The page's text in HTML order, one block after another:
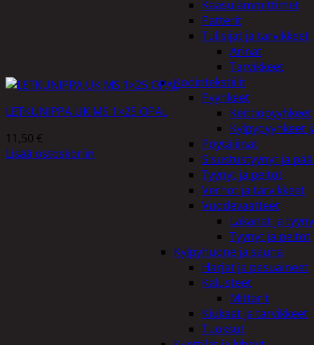
Kaasulämmittimet
Patterit
Tulisijat ja tarvikkeet
Arinat
Tarvikkeet
Kodintekstiilit
Pyyhkeet
Keittiöpyyhkeet
Kylpypyyhkeet
Pöytäliinat
Sisustustyynyt ja
Tyynyt ja peitot
Verhot ja tarvikkeet
Vuodevaatteet
Lakanat ja
Tyynyt ja peitot
Kylpyhuone ja sauna
Harjat ja pesuaineet
Kalusteet
Mittarit
Kiukaat ja tarvikkeet
Tuoksut
LETKUNIPPA UK MS 1×25 OPAL
11,50 €
Lisää ostoskoriin